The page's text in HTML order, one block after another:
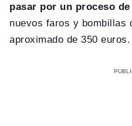
pasar por un proceso
nuevos faros y bombillas
aproximado de 350 euros.